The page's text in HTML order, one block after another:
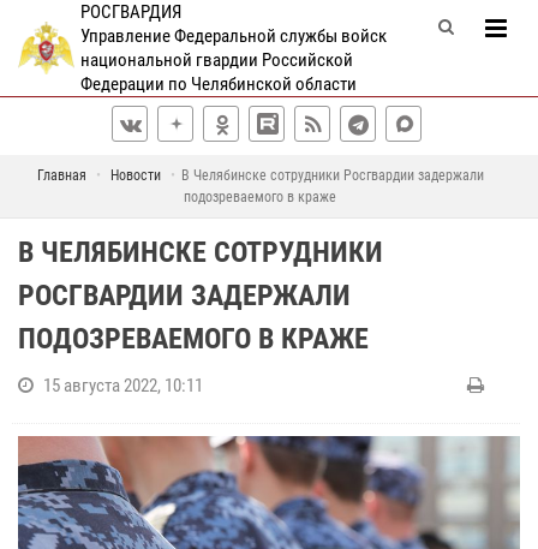
РОСГВАРДИЯ
Управление Федеральной службы войск
национальной гвардии Российской
Федерации по Челябинской области
Главная Новости
В Челябинске сотрудники Росгвардии задержали
подозреваемого в краже
В ЧЕЛЯБИНСКЕ СОТРУДНИКИ
РОСГВАРДИИ ЗАДЕРЖАЛИ
ПОДОЗРЕВАЕМОГО В КРАЖЕ
15 августа 2022, 10:11